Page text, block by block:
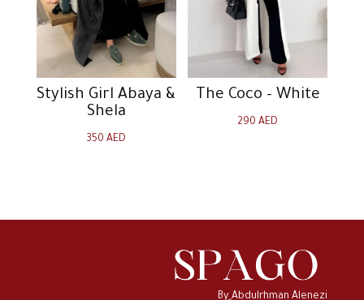
The Coco – White
290AED
Stylish Girl Abaya &
Shela
350AED
By ِAbdulrhman Alenezi